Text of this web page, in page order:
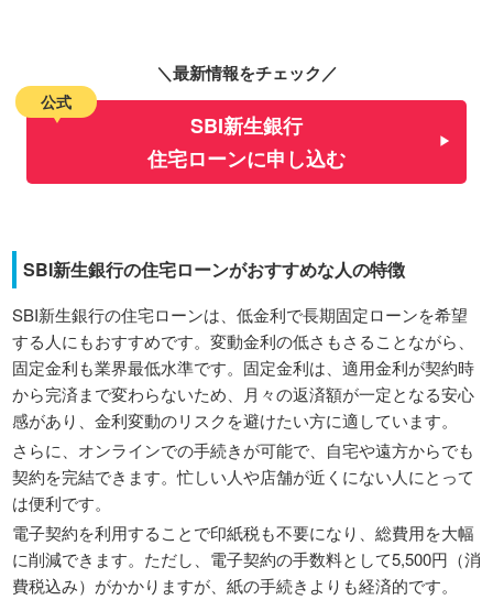
＼最新情報をチェック／
公式
SBI新生銀行
住宅ローンに申し込む
SBI新生銀行の住宅ローンがおすすめな人の特徴
SBI新生銀行の住宅ローンは、低金利で長期固定ローンを希望
する人にもおすすめです。変動金利の低さもさることながら、
固定金利も業界最低水準です。固定金利は、適用金利が契約時
から完済まで変わらないため、月々の返済額が一定となる安心
感があり、金利変動のリスクを避けたい方に適しています。
さらに、オンラインでの手続きが可能で、自宅や遠方からでも
契約を完結できます。忙しい人や店舗が近くにない人にとって
は便利です。
電子契約を利用することで印紙税も不要になり、総費用を大幅
に削減できます。ただし、電子契約の手数料として5,500円（消
費税込み）がかかりますが、紙の手続きよりも経済的です。